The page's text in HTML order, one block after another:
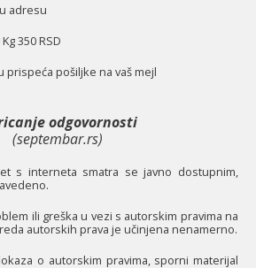
adresu
350 RSD
prispeća pošiljke na vaš mejl
odgovornosti
(septembar.rs)
s interneta smatra se javno dostupnim,
ili greška u vezi s autorskim pravima na
autorskih prava je učinjena nenamerno.
o autorskim pravima, sporni materijal